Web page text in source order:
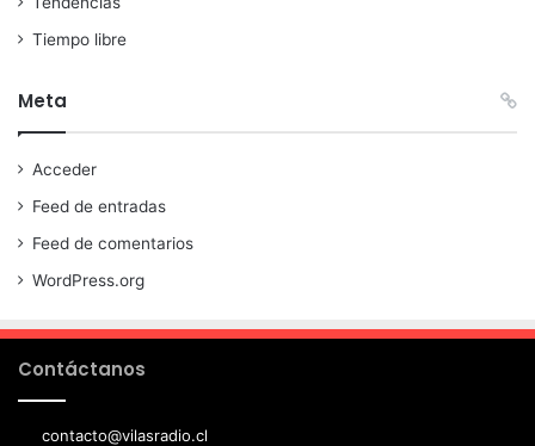
Tiempo libre
Meta
Acceder
Feed de entradas
Feed de comentarios
WordPress.org
Contáctanos
contacto@vilasradio.cl